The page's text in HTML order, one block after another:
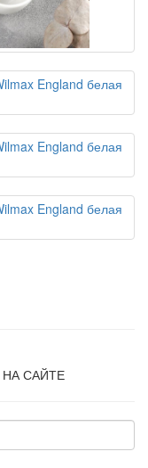
САЙТЕ